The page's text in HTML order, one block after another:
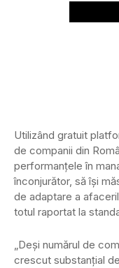
Utilizând gratuit
de companii din
performanțele în
înconjurător, să își
de adaptare a
totul raportat la
„Deși numărul de
crescut substanțial